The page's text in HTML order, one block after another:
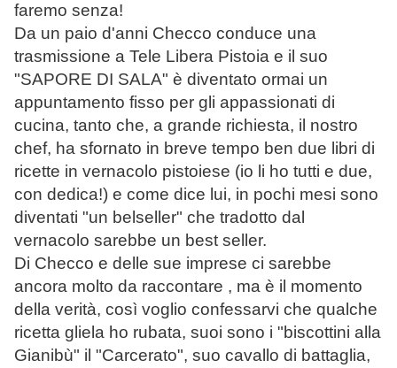
faremo senza!
Da un paio d'anni Checco conduce una
trasmissione a Tele Libera Pistoia e il suo
"SAPORE DI SALA" è diventato ormai un
appuntamento fisso per gli appassionati di
cucina, tanto che, a grande richiesta, il nostro
chef, ha sfornato in breve tempo ben due libri di
ricette in vernacolo pistoiese (io li ho tutti e due,
con dedica!) e come dice lui, in pochi mesi sono
diventati "un belseller" che tradotto dal
vernacolo sarebbe un best seller.
Di Checco e delle sue imprese ci sarebbe
ancora molto da raccontare , ma è il momento
della verità, così voglio confessarvi che qualche
ricetta gliela ho rubata, suoi sono i "biscottini alla
Gianibù" il "Carcerato", suo cavallo di battaglia,